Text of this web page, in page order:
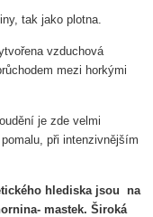
tak jako plotna.
vzduchová
mezi horkými
je zde velmi
při intenzivnějším
hlediska jsou na
mastek. Široká